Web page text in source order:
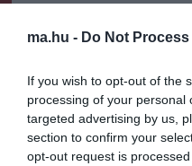
ma.hu - Do Not
If you wish to opt-out of the
processing of your personal
targeted advertising by us,
section to confirm your
opt-out request is
Az élmezőnyből Gasly cserélt
körben, aztán Sainz a
Mercedeshez új gumikért.
A kerékcserék után Norris az
második helyet, harmadiknak
kerékcseréjét korán letudó